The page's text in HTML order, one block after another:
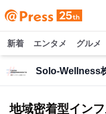
新着 エンタメ グルメ
Solo-Wellness
地域密着型イン